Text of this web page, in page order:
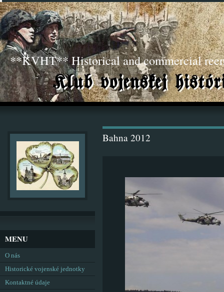
**KVHT** Historical and commercial
Bahna 2012
MENU
O nás
Historické vojenské jednotky
Kontaktné údaje